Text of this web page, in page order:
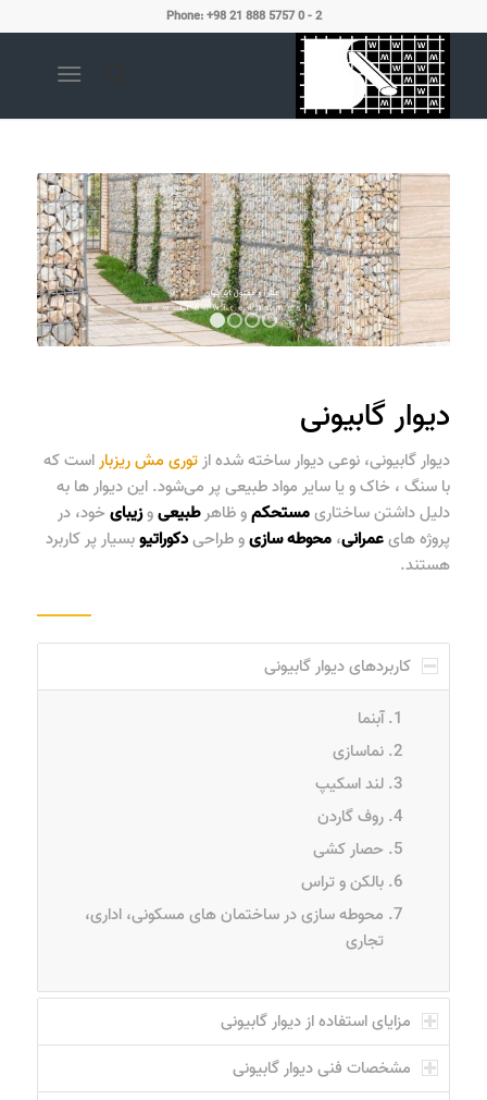
Phone: +98 21 888 5757 0 - 2
1 2 3 4
دیوار گابیونی
دیوار گابیونی، نوعی دیوار ساخته شده از توری مش ریزبار است که
با سنگ ، خاک و یا سایر مواد طبیعی پر می‌شود. این دیوار ها به
دلیل داشتن ساختاریمستحکمو ظاهرطبیعیوزیبایخود، در
پروژه هایعمرانی، محوطهسازیو طراحیدکوراتیوبسیار پر کاربرد
هستند.
کاربردهای دیوار گابیونی
آبنما
نماسازی
لند اسکیپ
روف گاردن
حصار کشی
بالکن و تراس
محوطه سازی در ساختمان های مسکونی، اداری،
تجاری
مزایای استفاده از دیوار گابیونی
مشخصات فنی دیوار گابیونی